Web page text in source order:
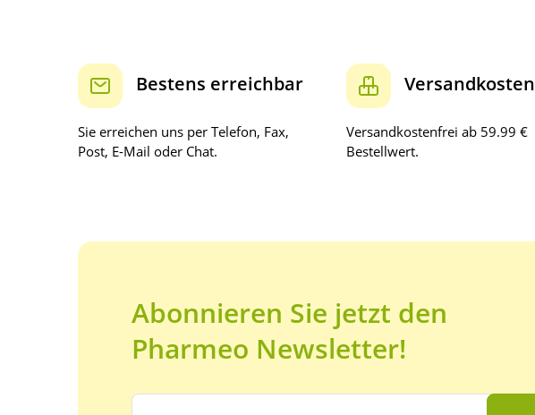
Bestens erreichbar
Sie erreichen uns per Telefon, Fax,
Post, E-Mail oder Chat.
Versandkosten
Versandkostenfrei ab 59.99 €
Bestellwert.
Abonnieren Sie jetzt den
Pharmeo Newsletter!
Ihre E-Mail Adresse: